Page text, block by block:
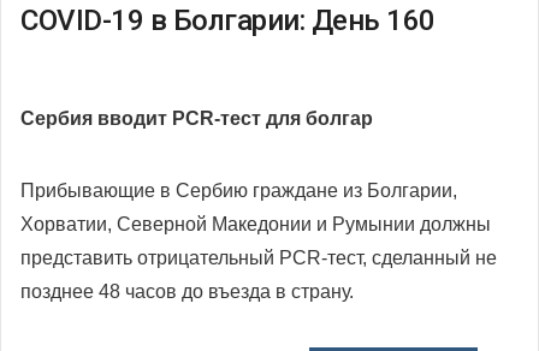
COVID-19 в Болгарии: День 160
Сербия вводит PСR-тест для болгар
Прибывающие в Сербию граждане из Болгарии,
Хорватии, Северной Македонии и Румынии должны
представить отрицательный PCR-тест, сделанный не
позднее 48 часов до въезда в страну.